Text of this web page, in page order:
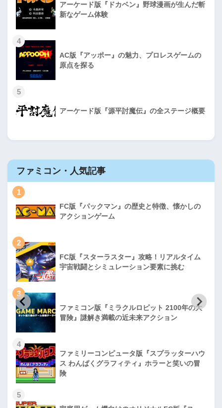
アーケード版『ドカベン』野球漫画が生んだ斬
新なゲーム体験
4
AC版『アッポー』の魅力、プロレスゲームの
原点を探る
5
アーケード版『源平討魔伝』の全ステージ概要
ファミコン・人気記事
1
FC版『パックマン』の歴史と特徴、懐かしの
アクションゲーム
2
FC版『スターラスター』攻略！リアルタイム
宇宙戦闘とシミュレーション要素に挑む
3
ファミコン版『ミラクルロピット 2100年の大
冒険』謎解き満載の近未来アクション
4
ファミリーコンピュータ版『スプラッターハウ
ス わんぱくグラフィティ』ホラーと笑いの冒
険
5